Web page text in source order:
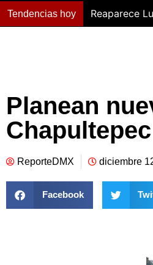
Tendencias hoy Reaparece
Planean
Chapultepec
ReporteDMX diciembre
Facebook